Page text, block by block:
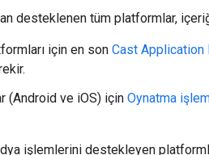
desteklenen tüm platformlar,
için en son Cast Application
(Android ve iOS) için Oynatma
işlemlerini destekleyen